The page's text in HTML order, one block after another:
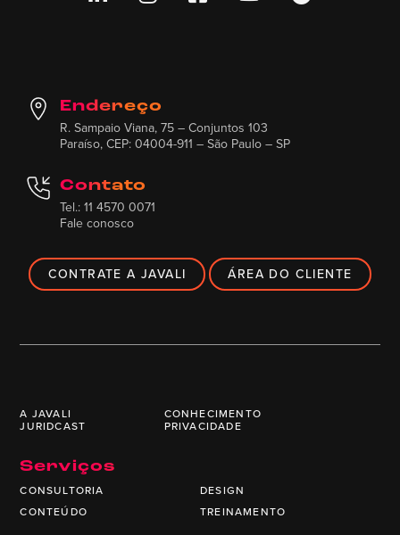
Endereço
R. Sampaio Viana, 75 – Conjuntos 103
Paraíso, CEP: 04004-911 – São Paulo – SP
Contato
Tel.: 11 4570 0071
Fale conosco
CONTRATE A JAVALI ÁREA DO CLIENTE
A JAVALI
CONHECIMENTO
JURIDCAST
PRIVACIDADE
Serviços
CONSULTORIA
DESIGN
CONTEÚDO
TREINAMENTO